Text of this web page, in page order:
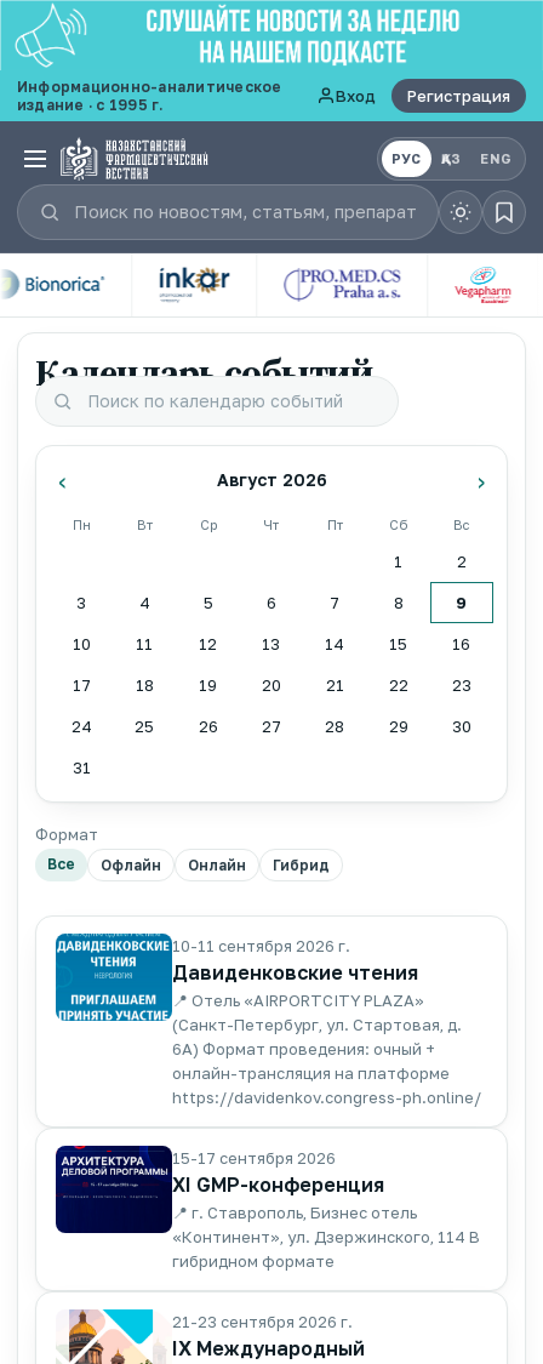
Информационно-аналитическое
издание · с 1995 г.
Вход Регистрация
РУС ҚАЗ ENG
Календарь событий
10-11 сентября 2026 г.
Давиденковские чтения
📍 Отель «AIRPORTCITY PLAZA»
(Санкт-Петербург, ул. Стартовая, д.
6А) Формат проведения: очный +
онлайн-трансляция на платформе
https://davidenkov.congress-ph.online/
15-17 сентября 2026
XI GMP-конференция
📍 г. Ставрополь, Бизнес отель
«Континент», ул. Дзержинского, 114 В
гибридном формате
21-23 сентября 2026 г.
IX Международный
‹ Август 2026 ›
Пн Вт Ср Чт Пт Сб Вс
1 2
3 4 5 6 7 8 9
10 11 12 13 14 15 16
17 18 19 20 21 22 23
24 25 26 27 28 29 30
31
Формат
Все Офлайн Онлайн Гибрид